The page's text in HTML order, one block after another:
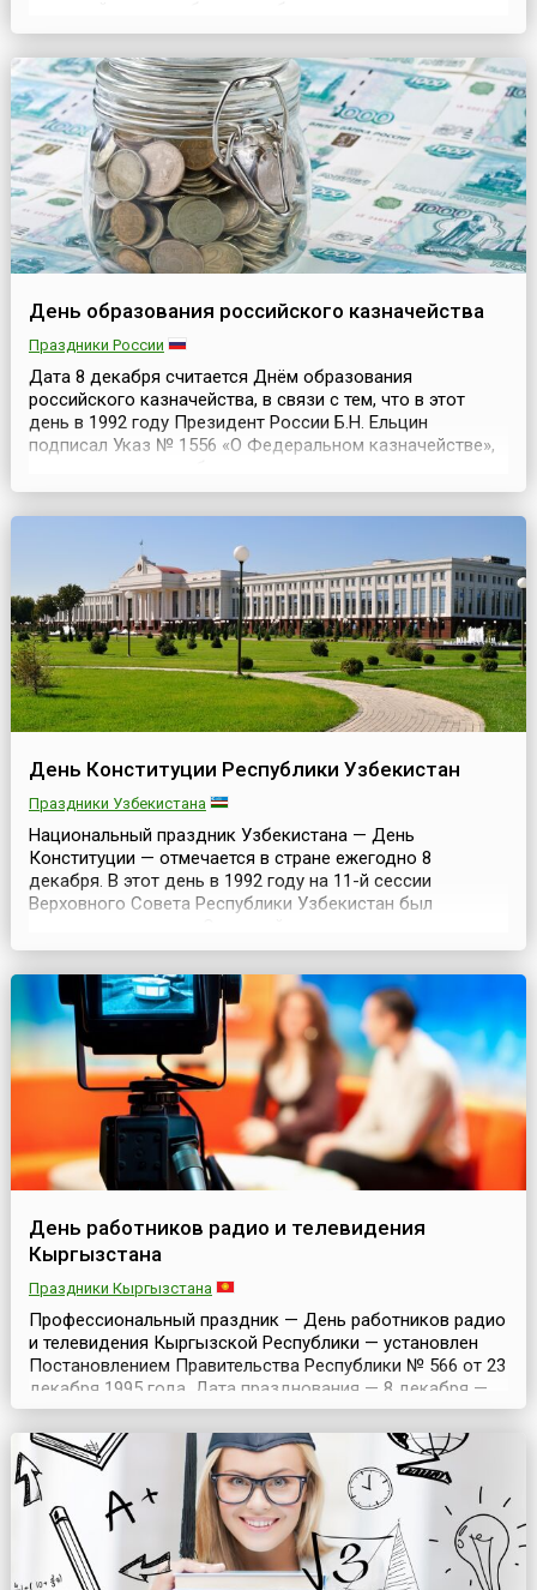
посмотреть на огненные шоу и наполниться атмосферой
волшебства.Почему 8 декабря?Говорят, именно в этот
день полвека назад на рынках России начинали
продавать хло...
День образования российского казначейства
Праздники России
Дата 8 декабря считается Днём образования
российского казначейства, в связи с тем, что в этот
день в 1992 году Президент России Б.Н. Ельцин
подписал Указ № 1556 «О Федеральном казначействе»,
Федерального казначейства РФ.История казначейства
неотделима от истории развития Российского
государства в целом. А зарождение этой службы
произошло ещё во вр...
День Конституции Республики Узбекистан
Праздники Узбекистана
Национальный праздник Узбекистана — День
Конституции — отмечается в стране ежегодно 8
декабря. В этот день в 1992 году на 11-й сессии
Верховного Совета Республики Узбекистан был
Конституция Узбекистана как независимого
суверенного государства.В тот же день президент
Республики Ислам Каримов подписал законы «О
принятии Конституции Республики Узбекистан...
День работников радио и телевидения
Кыргызстана
Праздники Кыргызстана
Профессиональный праздник — День работников радио
и телевидения Кыргызской Республики — установлен
Постановлением Правительства Республики № 566 от 23
декабря 1995 года. Дата празднования — 8 декабря —
была выбрана в связи с тем, что в этот день в 1958 году
вышла в эфир первая телевизионная программа на
Кыргызском телевидении.Постановлением
Исполнительного комитета Кыргызской ССР от 1
декабря ...